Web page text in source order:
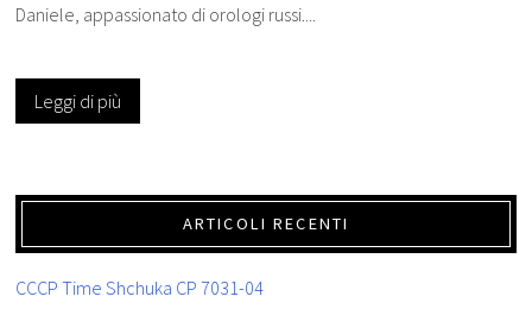
Daniele, appassionato di orologi russi....
Leggi di più
ARTICOLI RECENTI
CCCP Time Shchuka CP 7031-04